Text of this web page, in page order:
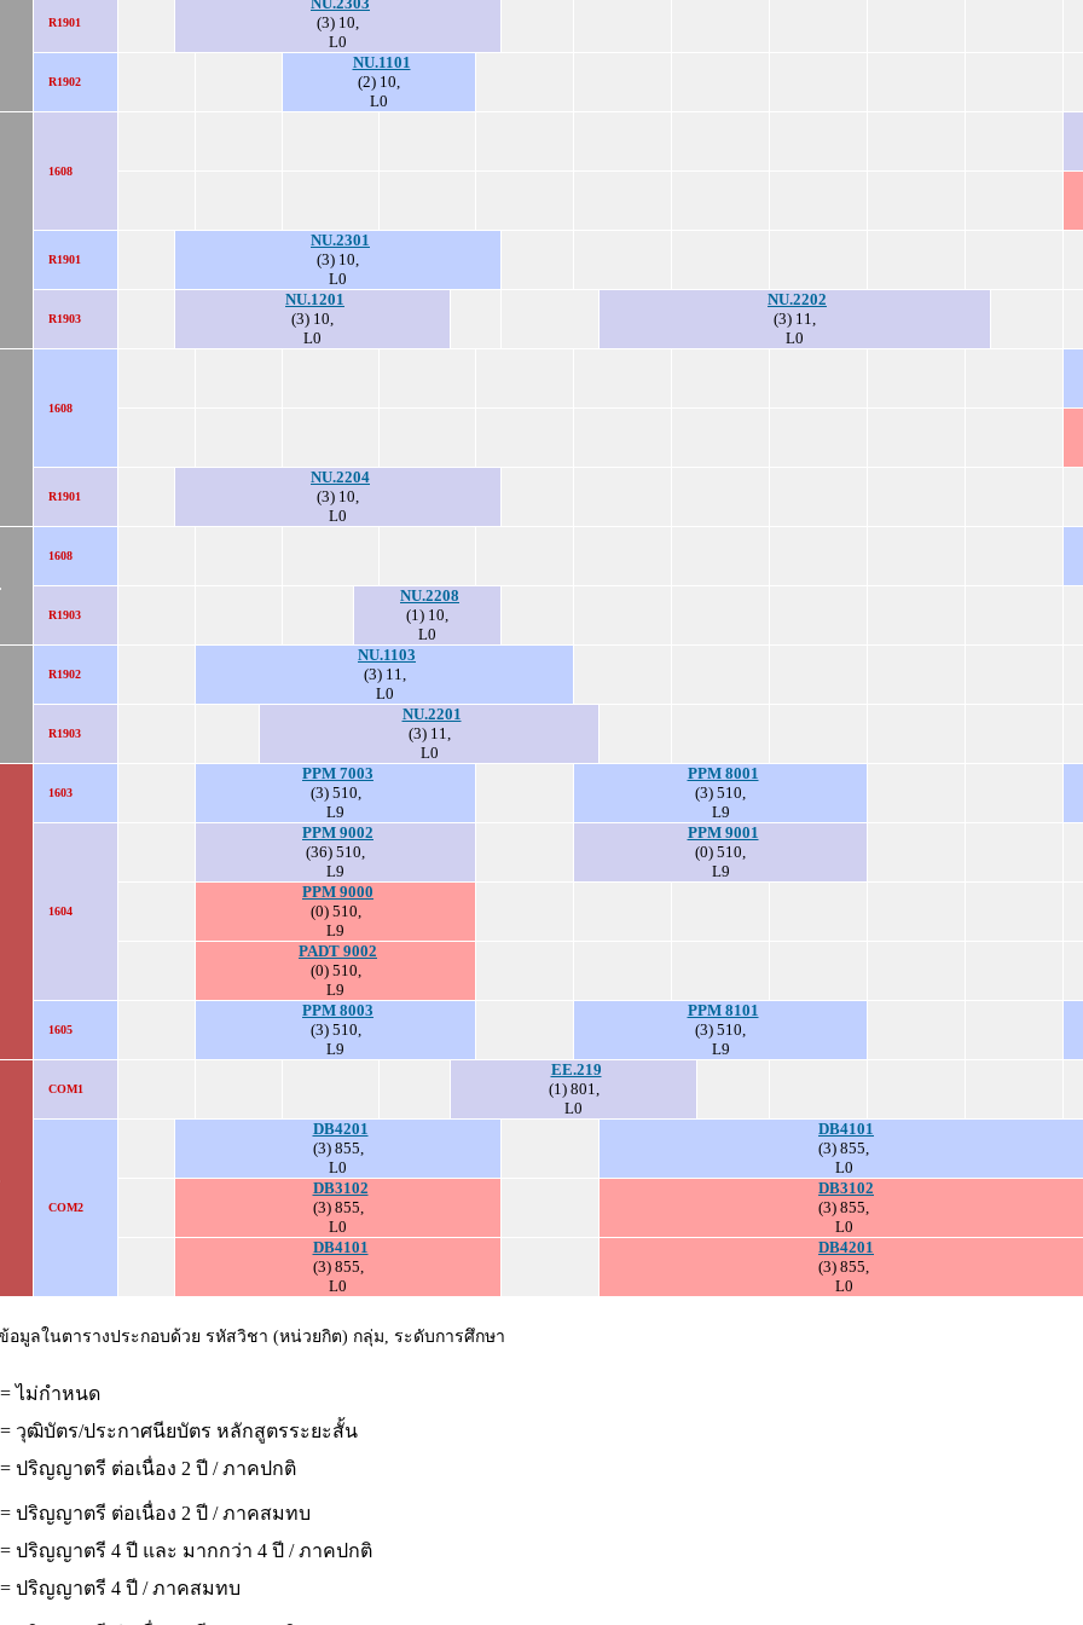
R1901
(3) 10,
L0
R1902
NU.1101
(2) 10,
L0
1608
R1901
NU.2301
(3) 10,
L0
R1903
NU.1201
(3) 10,
L0
NU.2202
(3) 11,
L0
1608
R1901
NU.2204
(3) 10,
L0
1608
R1903
NU.2208
(1) 10,
L0
R1902
NU.1103
(3) 11,
L0
R1903
NU.2201
(3) 11,
L0
1603
PPM 7003
(3) 510,
L9
PPM 8001
(3) 510,
L9
1604
PPM 9002
(36) 510,
L9
PPM 9001
(0) 510,
L9
PPM 9000
(0) 510,
L9
PADT 9002
(0) 510,
L9
1605
PPM 8003
(3) 510,
L9
PPM 8101
(3) 510,
L9
COM1
EE.219
(1) 801,
L0
COM2
DB4201
(3) 855,
L0
DB4101
(3) 855,
L0
DB3102
(3) 855,
L0
DB3102
(3) 855,
L0
DB4101
(3) 855,
L0
DB4201
(3) 855,
L0
อมูลในตารางประกอบด้วย รหัสวิชา (หน่วยกิต) กลุ่ม, ระดับการศึกษา
ไม่กำหนด
วุฒิบัตร/ประกาศนียบัตร หลักสูตรระยะสั้น
ปริญญาตรี ต่อเนื่อง 2 ปี / ภาคปกติ
ปริญญาตรี ต่อเนื่อง 2 ปี / ภาคสมทบ
ปริญญาตรี 4 ปี และ มากกว่า 4 ปี / ภาคปกติ
ปริญญาตรี 4 ปี / ภาคสมทบ